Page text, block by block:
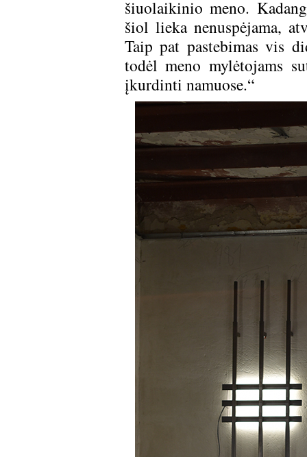
šiuolaikinio meno.
šiol lieka nenuspėjama,
Taip pat pastebimas vis
todėl meno mylėtojams
įkurdinti namuose.“